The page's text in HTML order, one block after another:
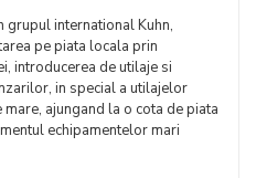
grupul international Kuhn,
pe piata locala prin
introducerea de utilaje si
in special a utilajelor
ajungand la o cota de piata
echipamentelor mari